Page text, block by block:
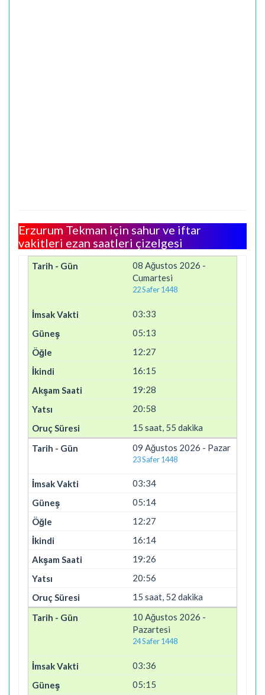
Erzurum Tekman için sahur ve iftar
vakitleri ezan saatleri çizelgesi
08 Ağustos 2026 -
Cumartesi
22 Safer 1448
03:33
05:13
12:27
16:15
19:28
20:58
15 saat, 55 dakika
09 Ağustos 2026 - Pazar
23 Safer 1448
03:34
05:14
12:27
16:14
19:26
20:56
15 saat, 52 dakika
10 Ağustos 2026 -
Pazartesi
24 Safer 1448
03:36
05:15